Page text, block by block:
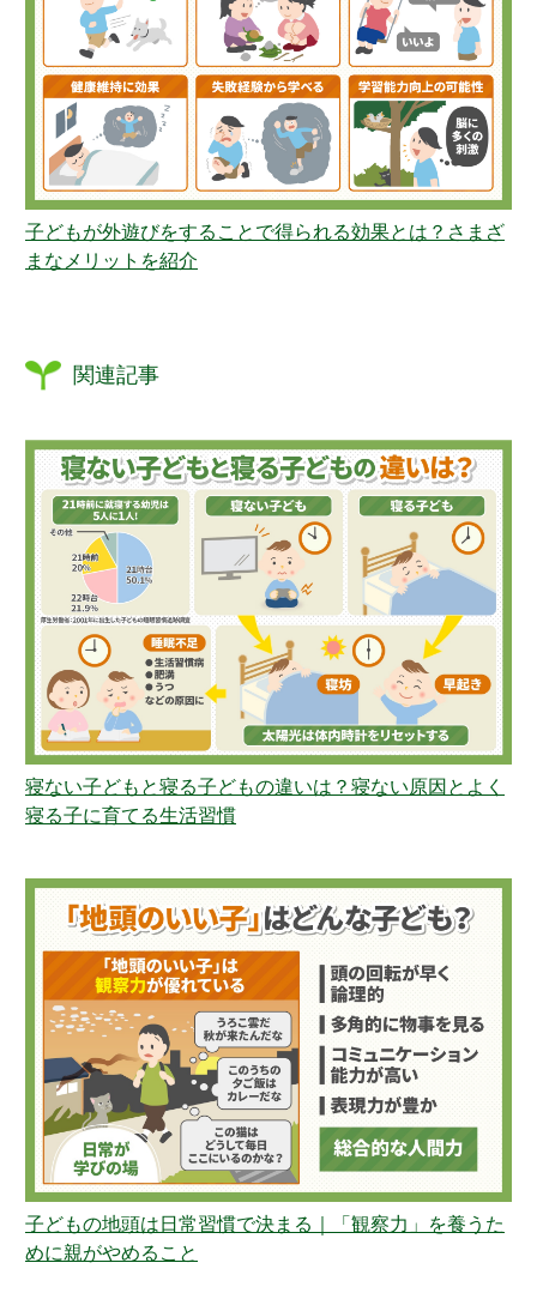
子どもが外遊びをすることで得られる効果とは？さまざ
まなメリットを紹介
関連記事
寝ない子どもと寝る子どもの違いは？寝ない原因とよく
寝る子に育てる生活習慣
子どもの地頭は日常習慣で決まる｜「観察力」を養うた
めに親がやめること